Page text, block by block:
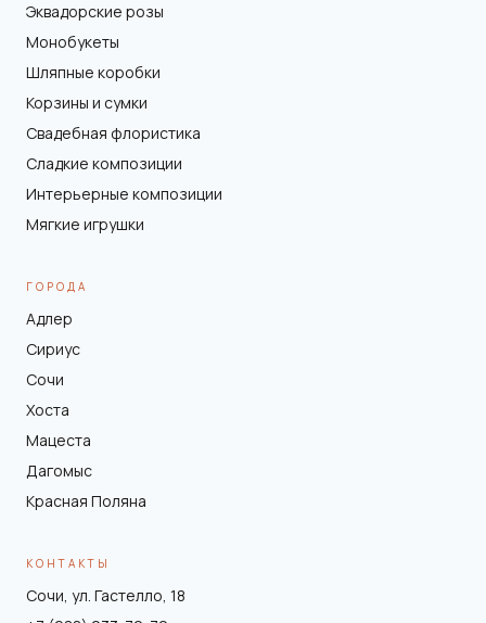
Эквадорские розы
Монобукеты
Шляпные коробки
Корзины и сумки
Свадебная флористика
Сладкие композиции
Интерьерные композиции
Мягкие игрушки
ГОРОДА
Адлер
Сириус
Сочи
Хоста
Мацеста
Дагомыс
Красная Поляна
КОНТАКТЫ
Сочи, ул. Гастелло, 18